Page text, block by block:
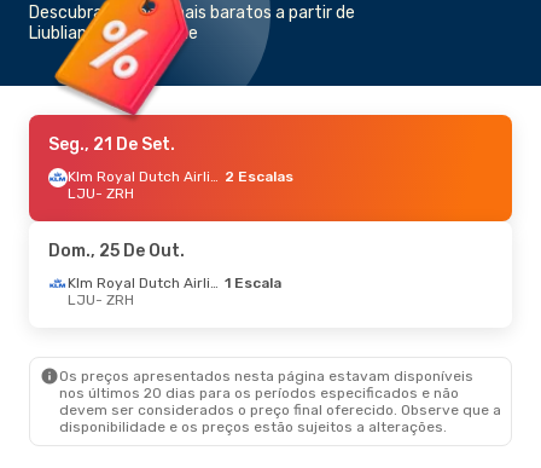
Descubra os voos mais baratos a partir de
Liubliana para Zurique
Seg., 21 De Set.
Klm Royal Dutch Airlines 2 Escalas
LJU- ZRH
Dom., 25 De Out.
Klm Royal Dutch Airlines 1 Escala
LJU- ZRH
Os preços apresentados nesta página estavam disponíveis
nos últimos 20 dias para os períodos especificados e não
devem ser considerados o preço final oferecido. Observe que a
disponibilidade e os preços estão sujeitos a alterações.